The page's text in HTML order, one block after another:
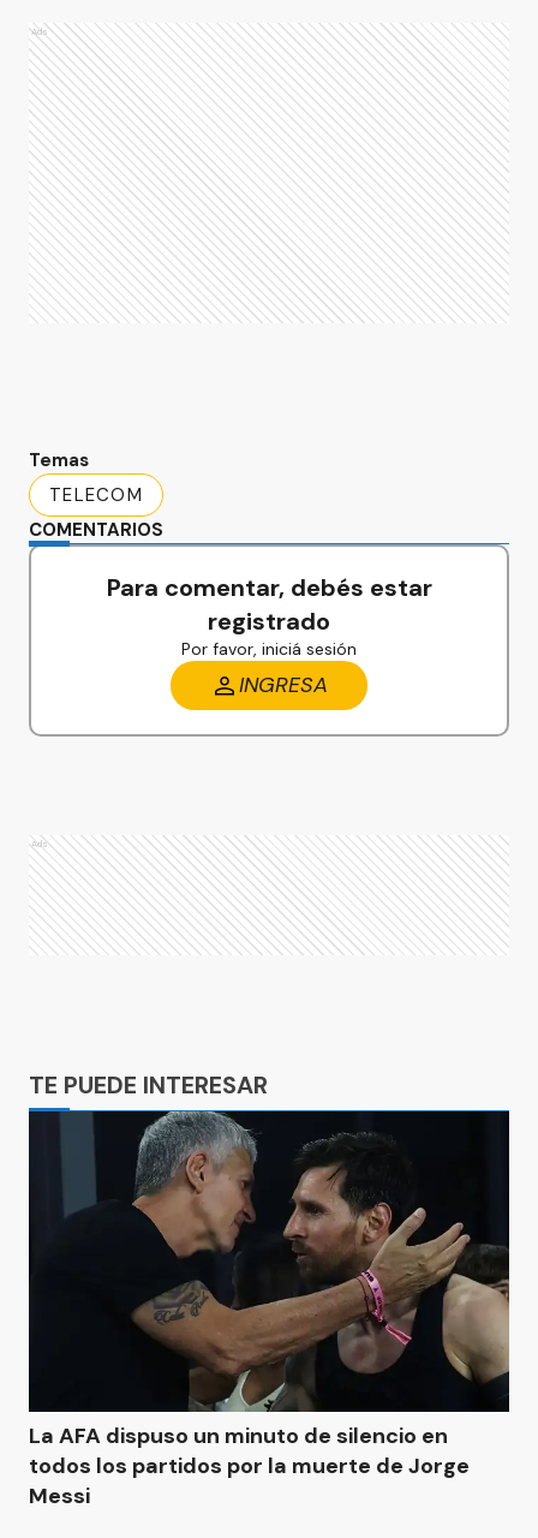
Ads
Temas
TELECOM
COMENTARIOS
Para comentar, debés estar
registrado
Por favor, iniciá sesión
INGRESA
Ads
TE PUEDE INTERESAR
La AFA dispuso un minuto de silencio en
todos los partidos por la muerte de Jorge
Messi